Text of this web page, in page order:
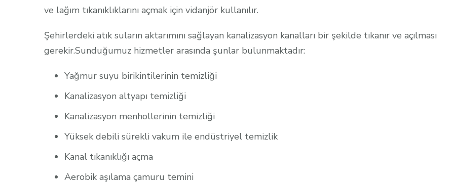
ve lağım tıkanıklıklarını açmak için vidanjör kullanılır.
Şehirlerdeki atık suların aktarımını sağlayan kanalizasyon kanalları bir şekilde tıkanır ve açılması
gerekir.Sunduğumuz hizmetler arasında şunlar bulunmaktadır:
Yağmur suyu birikintilerinin temizliği
Kanalizasyon altyapı temizliği
Kanalizasyon menhollerinin temizliği
Yüksek debili sürekli vakum ile endüstriyel temizlik
Kanal tıkanıklığı açma
Aerobik aşılama çamuru temini